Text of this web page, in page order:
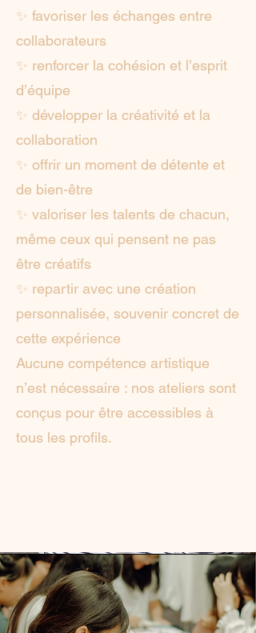
✨ favoriser les échanges entre
collaborateurs
✨ renforcer la cohésion et l’esprit
d’équipe
✨ développer la créativité et la
collaboration
✨ offrir un moment de détente et
de bien-être
✨ valoriser les talents de chacun,
même ceux qui pensent ne pas
être créatifs
✨ repartir avec une création
personnalisée, souvenir concret de
cette expérience
Aucune compétence artistique
n’est nécessaire : nos ateliers sont
conçus pour être accessibles à
tous les profils.